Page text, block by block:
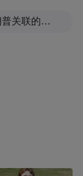
与特朗普关联的美石油公司拟在格陵兰岛钻探，岛政府强烈警告